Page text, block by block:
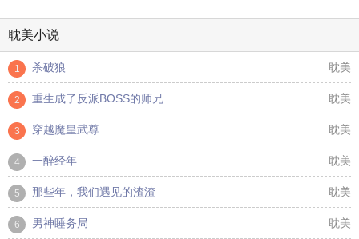
耽美小说
1 杀破狼 耽美
2 重生成了反派BOSS的师兄 耽美
3 穿越魔皇武尊 耽美
4 一醉经年 耽美
5 那些年，我们遇见的渣渣 耽美
6 男神睡务局 耽美